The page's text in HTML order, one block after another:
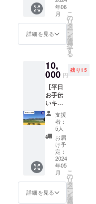
通費実
ない
方、少
しでも
たい
な、と
る方に
オスス
メのリ
ターン
です。
※詳細は
メール
にて調
整させ
ていた
だきま
す。 ※
現地ま
での交
通費実
せ大歓
迎で
す！ ①
お礼
ロゴス
テッ
カー3枚
送りま
す。(サ
イズ、
デザイ
ン調整
中) ③サ
ポー
ターと
してHP
にお名
前掲載
を掲載
させて
いただ
UYA” の
企業ス
ポン
サーに
なれる
権利で
ロゴス
テッ
カー5枚
送りま
す。(サ
イズ、
デザイ
ン調整
②HPに
企業ロ
ゴとリ
ンクを
掲載さ
せてい
ただき
ます。
年06
月
詳細を見る
こ
の
リ
タ
ー
ン
を
選
択
す
る
10,
000 円
残り15
【平日
お手伝
いキャ
ンプ(5
月13日
～10月
末 )】
キャン
プ を楽
しみな
がらお
手伝い
してく
ださる
方へ特
支援
者：
5人
お届
け予
定：
2024
年05
月
詳細を見る
こ
の
リ
タ
ー
ン
を
選